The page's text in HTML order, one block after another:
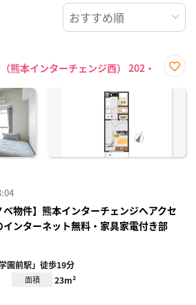
熊本インターチェンジ西） 202・
に入
ベ物件】熊本インターチェンジへアクセ
ンターネット無料・家具家電付き部
園前駅」徒歩19分
面積 23m²